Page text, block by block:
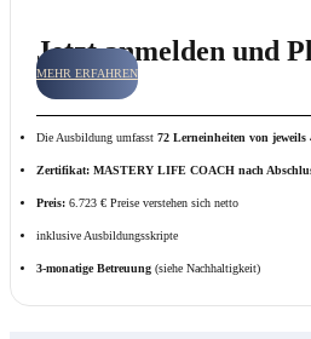
Jetzt anmelden und
MEHR ERFAHREN
Die Ausbildung umfasst 72 Lerneinheiten von jeweils
Zertifikat: MASTERY LIFE COACH nach
Preis:6.723 € Preise verstehen sich netto
inklusive Ausbildungsskripte
3-monatige Betreuung(siehe Nachhaltigkeit)